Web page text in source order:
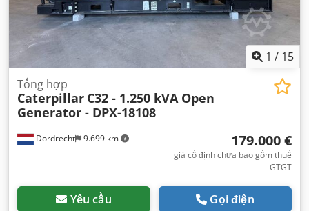
1 / 15
Dordrecht 9.699 km
Tổng hợp
Caterpillar C32 - 1.250 kVA Open
Generator - DPX-18108
179.000 €
giá cố định chưa bao gồm thuế
GTGT
Yêu cầu Gọi điện